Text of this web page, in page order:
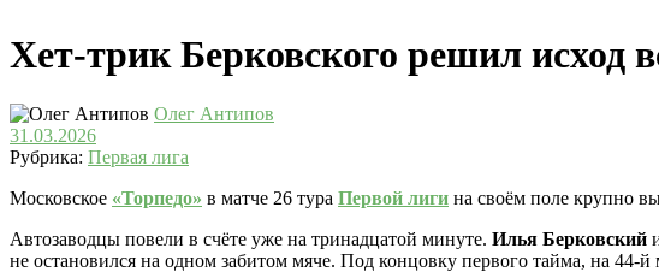
Хет-трик Берковского решил исход
Олег Антипов
31.03.2026
Рубрика: Первая лига
Московское «Торпедо» в матче 26 тура Первой лиги на своём поле крупно
Автозаводцы повели в счёте уже на тринадцатой минуте. Илья Берковский
не остановился на одном забитом мяче. Под концовку первого тайма, на 44-й